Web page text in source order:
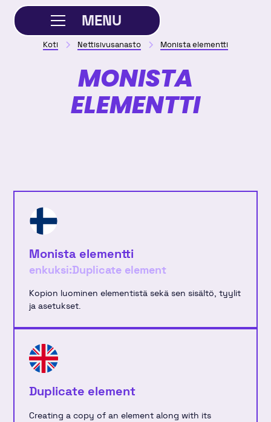
MENU
SULJE
Koti Nettisivusanasto Monista elementti
MONISTA
ELEMENTTI
Monista elementti
enkuksi:Duplicate element
Kopion luominen elementistä sekä sen sisältö, tyylit
ja asetukset.
Duplicate element
Creating a copy of an element along with its